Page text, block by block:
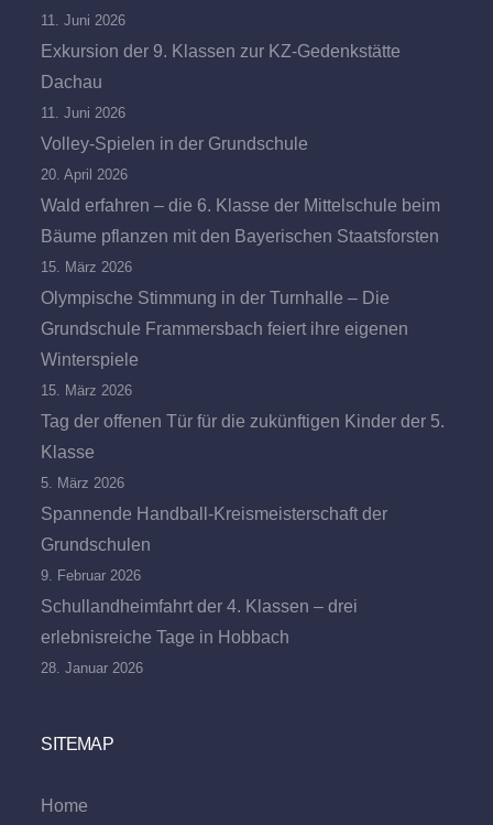
11. Juni 2026
Exkursion der 9. Klassen zur KZ-Gedenkstätte
Dachau
11. Juni 2026
Volley-Spielen in der Grundschule
20. April 2026
Wald erfahren – die 6. Klasse der Mittelschule beim
Bäume pflanzen mit den Bayerischen Staatsforsten
15. März 2026
Olympische Stimmung in der Turnhalle – Die
Grundschule Frammersbach feiert ihre eigenen
Winterspiele
15. März 2026
Tag der offenen Tür für die zukünftigen Kinder der 5.
Klasse
5. März 2026
Spannende Handball-Kreismeisterschaft der
Grundschulen
9. Februar 2026
Schullandheimfahrt der 4. Klassen – drei
erlebnisreiche Tage in Hobbach
28. Januar 2026
SITEMAP
Home